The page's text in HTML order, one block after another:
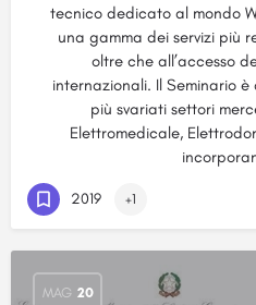
tecnico dedicato al mondo
una gamma dei servizi più
oltre che all’accesso
internazionali. Il Seminario
più svariati settori
Elettromedicale,
2019 +1
MAG 20